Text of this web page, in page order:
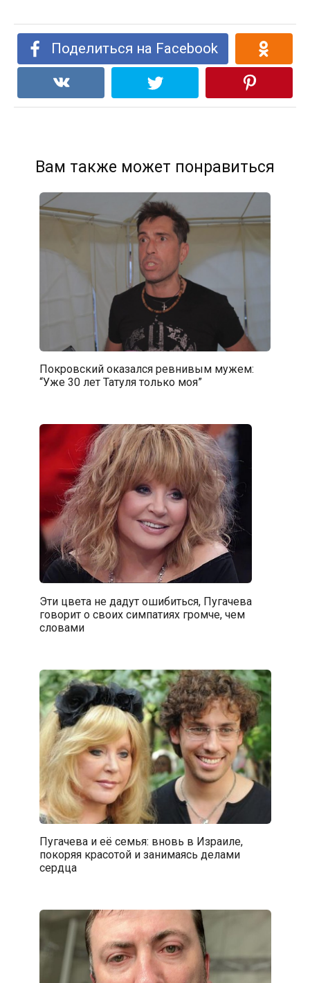
Поделиться на Facebook
Вам также может понравиться
Покровский оказался ревнивым мужем:
“Уже 30 лет Татуля только моя”
Эти цвета не дадут ошибиться, Пугачева
говорит о своих симпатиях громче, чем
словами
Пугачева и её семья: вновь в Израиле,
покоряя красотой и занимаясь делами
сердца